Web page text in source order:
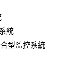
統
型監控系統